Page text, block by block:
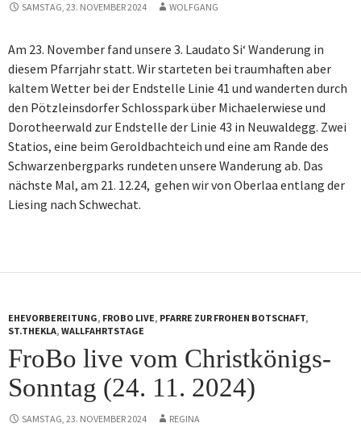
SAMSTAG, 23. NOVEMBER 2024 WOLFGANG
Am 23. November fand unsere 3. Laudato Si‘ Wanderung in
diesem Pfarrjahr statt. Wir starteten bei traumhaften aber
kaltem Wetter bei der Endstelle Linie 41 und wanderten durch
den Pötzleinsdorfer Schlosspark über Michaelerwiese und
Dorotheerwald zur Endstelle der Linie 43 in Neuwaldegg. Zwei
Statios, eine beim Geroldbachteich und eine am Rande des
Schwarzenbergparks rundeten unsere Wanderung ab. Das
nächste Mal, am 21. 12.24, gehen wir von Oberlaa entlang der
Liesing nach Schwechat.
EHEVORBEREITUNG, FROBO LIVE, PFARRE ZUR FROHEN BOTSCHAFT,
ST.THEKLA, WALLFAHRTSTAGE
FroBo live vom Christkönigs-
Sonntag (24. 11. 2024)
SAMSTAG, 23. NOVEMBER 2024 REGINA